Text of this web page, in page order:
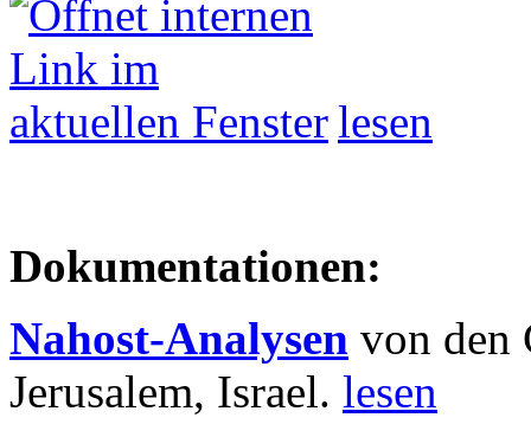
lesen
Dokumentationen:
Nahost-Analysen von den
Jerusalem, Israel. lesen